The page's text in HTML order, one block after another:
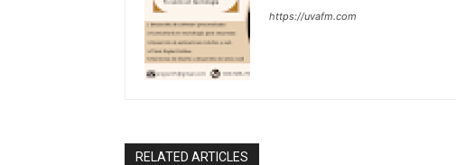
https://uvafm.com
RELATED ARTICLES